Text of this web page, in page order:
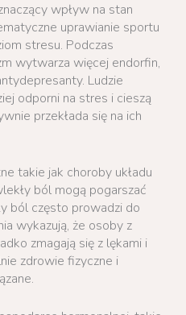
wpływ na stan
uprawianie sportu
stresu. Podczas
wytwarza więcej endorfin,
Ludzie
odporni na stres i cieszą
przekłada się na ich
takie jak choroby układu
ból mogą pogarszać
ból często prowadzi do
wykazują, że osoby z
zmagają się z lękami i
zdrowie fizyczne i